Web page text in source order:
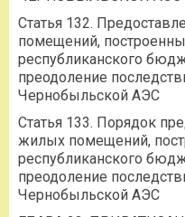
Статья 132.
помещений,
республиканского
преодоление
Чернобыльской АЭС
Статья 133. Порядок
жилых помещений,
республиканского
преодоление
Чернобыльской АЭС